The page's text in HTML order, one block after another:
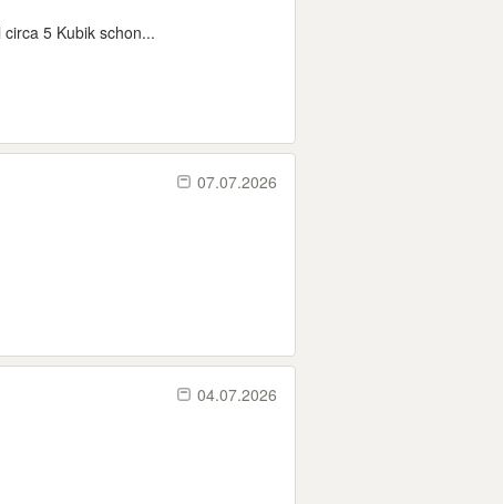
5 Kubik schon...
07.07.2026
04.07.2026